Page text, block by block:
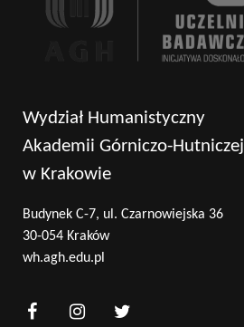
Wydział Humanistyczny
Akademii Górniczo-Hutniczej
w Krakowie
Budynek C-7, ul. Czarnowiejska 36
30-054 Kraków
wh.agh.edu.pl